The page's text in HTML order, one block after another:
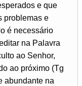
e que
problemas e
é necessário
na Palavra
ao Senhor,
ao próximo (Tg
abundante na